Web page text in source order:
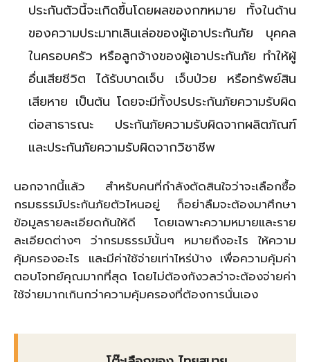
ประกันตัวนี้จะเกิดขึ้นโดยผลของกฑหมาย ทั้งในด้าน
ของความประมาทเลินเล่อของผู้เอาประกันภัย บุคคล
ในครอบครัว หรือลูกจ้างของผู้เอาประกันภัย ทำให้ผู้
อื่นเสียชีวิต ได้รับบาดเจ็บ เจ็บป่วย หรือทรัพย์สิน
เสียหาย เป็นต้น โดยจะมีทั้งปรประกันภัยความรับผิด
ต่อสาธารณะ ประกันภัยความรับผิดจากผลิตภัณฑ์
และประกันภัยความรับผิดจากวิชาชีพ
นอกจากนี้แล้ว สำหรับคนที่กำลังตัดสินใจว่าจะเลือกซื้อ
กรมธรรม์ประกันภัยตัวไหนอยู่ ก็อย่าลืมจะต้องมาศึกษา
ข้อมูลรายละเอียดกันให้ดี โดยเฉพาะความหมายและราย
ละเอียดต่างๆ ว่ากรมธรรม์นั้นๆ หมายถึงอะไร ให้ความ
คุ้มครองอะไร และมีค่าใช้จ่ายเท่าไหร่บ้าง เพื่อความคุ้มค่า
ตอบโจทย์คุณมากที่สุด โดยไม่ต้องกังวลว่าจะต้องจ่ายค่า
ใช้จ่ายมากเกินกว่าความคุ้มครองที่ต้องการนั่นเอง